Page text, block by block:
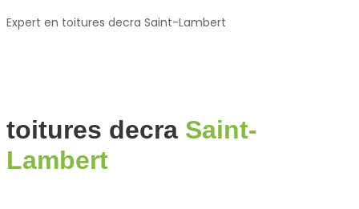
Expert en toitures decra Saint-Lambert
toitures decra Saint-
Lambert